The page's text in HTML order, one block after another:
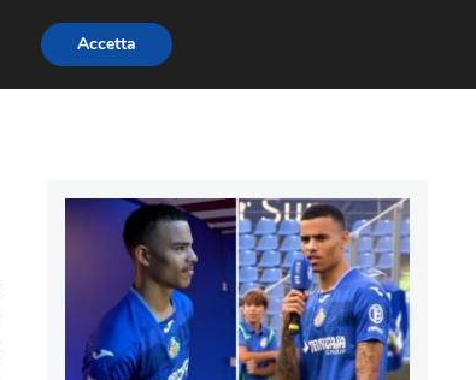
L’AVVERSARIO
Accetta